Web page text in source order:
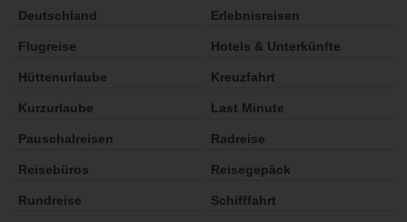
Deutschland Erlebnisreisen
Flugreise Hotels & Unterkünfte
Hüttenurlaube Kreuzfahrt
Kurzurlaube Last Minute
Pauschalreisen Radreise
Reisebüros Reisegepäck
Rundreise Schifffahrt